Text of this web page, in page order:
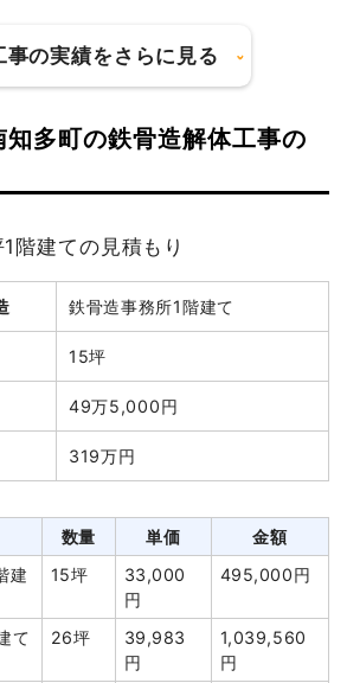
1台 50,000円
50,000円
1式
50,000円
4,400,000円
事の実績をさらに見る
114万8,433円
172万8,000円
階建
49坪
23,437
1,148,433
6m³
13,500
円
81,000円
1,800円
1箇所
25,000
円
25,000円
多町の鉄骨造解体工事の
階建ての見積もり
鉄骨造事務所1階建て
15坪
49万5,000円
319万円
数量 単価
金額
建
15坪
33,000
円
495,000円
て 26坪
39,983
円
1,039,560
円